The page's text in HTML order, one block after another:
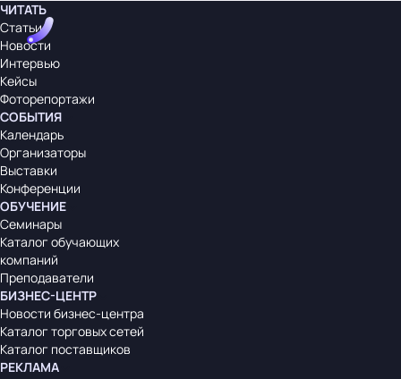
ЧИТАТЬ
Статьи
Новости
Интервью
Кейсы
Фоторепортажи
СОБЫТИЯ
Календарь
Организаторы
Выставки
Конференции
ОБУЧЕНИЕ
Семинары
Каталог обучающих
компаний
Преподаватели
БИЗНЕС-ЦЕНТР
Новости бизнес-центра
Каталог торговых сетей
Каталог поставщиков
РЕКЛАМА